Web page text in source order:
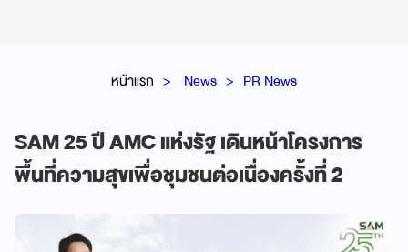
หน้าแรก News PR News
SAM 25 ปี AMC แห่งรัฐ เดินหน้าโครงการ
พื้นที่ความสุขเพื่อชุมชนต่อเนื่องครั้งที่ 2